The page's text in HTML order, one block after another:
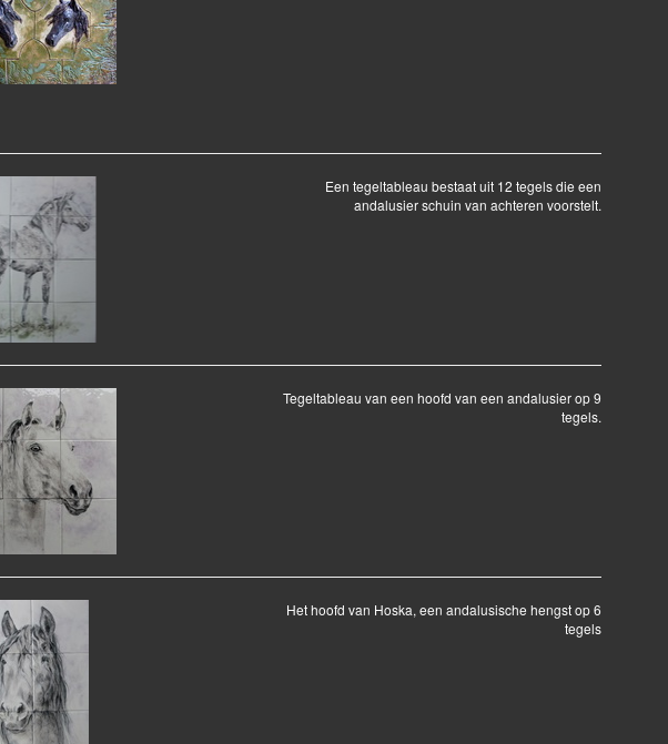
Een tegeltableau bestaat uit 12 tegels die een
andalusier schuin van achteren voorstelt.
Tegeltableau van een hoofd van een andalusier op 9
tegels.
Het hoofd van Hoska, een andalusische hengst op 6
tegels